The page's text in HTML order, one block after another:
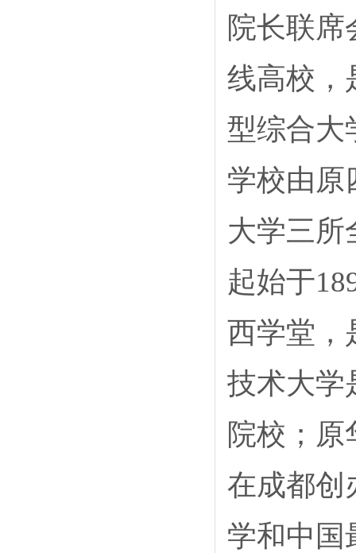
院长联席
线高校，
型综合
学校由原
大学三所
起始于
西学堂，
技术大学
院校；原
在成都创
学和中国